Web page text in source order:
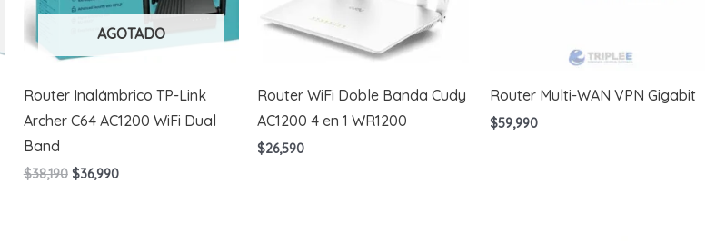
AGOTADO
Router Inalámbrico TP-Link
Archer C64 AC1200 WiFi Dual
Band
$38,190 El
$36,990El
Router WiFi Doble Banda Cudy
AC1200 4 en 1 WR1200
$26,590
Router Multi-WAN VPN Gigabit
$59,990